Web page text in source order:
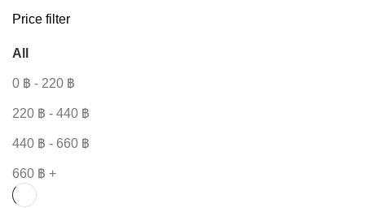
Price filter
All
0 ฿ - 220 ฿
220 ฿ - 440 ฿
440 ฿ - 660 ฿
660 ฿ +